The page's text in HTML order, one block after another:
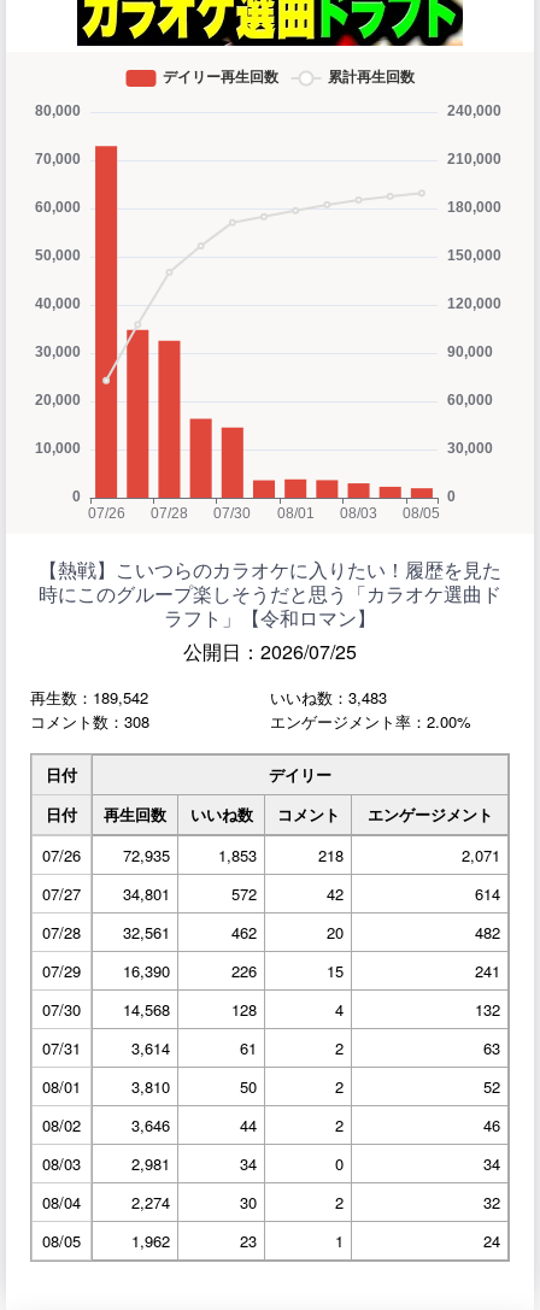
【熱戦】こいつらのカラオケに入りたい！履歴を見た
時にこのグループ楽しそうだと思う「カラオケ選曲ド
ラフト」【令和ロマン】
公開日：2026/07/25
再生数：189,542
いいね数：3,483
コメント数：308
エンゲージメント率：2.00%
日付
デイリー
日付
再生回数 いいね数 コメント
エンゲージメント
07/26
72,935 1,853 218
2,071
07/27
34,801 572 42
614
07/28
32,561 462 20
482
07/29
16,390 226 15
241
07/30
14,568 128 4
132
07/31
3,614 61 2
63
08/01
3,810 50 2
52
08/02
3,646 44 2
46
08/03
2,981 34 0
34
08/04
2,274 30 2
32
08/05
1,962 23 1 24